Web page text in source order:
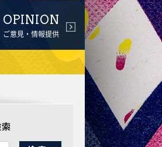
OPINION
ご意見・情報提供